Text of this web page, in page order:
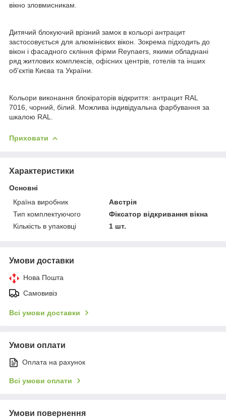
вікно зловмисникам.
Дитячий блокуючий врізний замок в кольорі антрацит
застосовується для алюмінієвих вікон. Зокрема підходить до
вікон і фасадного скління фірми Reynaers, якими обладнані
ряд житлових комплексів, офісних центрів, готелів та інших
об'єктів Києва та України.
Кольори виконання блокіраторів відкриття: антрацит RAL
7016, чорний, білий. Можлива індивідуальна фарбування за
шкалою RAL.
Приховати
Характеристики
Основні
Країна виробник
Австрія
Тип комплектуючого
Фіксатор відкривання вікна
Кількість в упаковці
1 шт.
Умови доставки
Нова Пошта
Самовивіз
Всі умови доставки
Умови оплати
Оплата на рахунок
Всі умови оплати
Умови повернення